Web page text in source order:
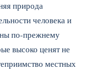
природа
человека и
по-прежнему
высоко ценят не
местных